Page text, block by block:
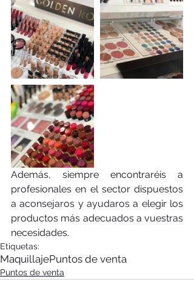
Además, siempre encontraréis a
profesionales en el sector dispuestos
a aconsejaros y ayudaros a elegir los
productos más adecuados a vuestras
necesidades.
Etiquetas:
MaquillajePuntos de venta
Puntos de venta